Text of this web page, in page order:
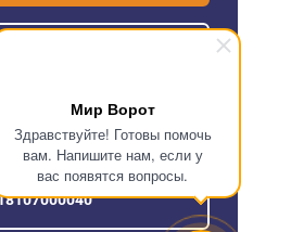
Мир Ворот
Здравствуйте! Готовы помочь
вам. Напишите нам, если у
вас появятся вопросы.
область, пос. Кирпичного
Новая, 5
18:00
Денис Александрович